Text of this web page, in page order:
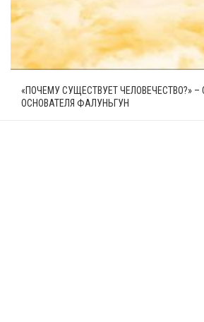
«ПОЧЕМУ СУЩЕСТВУЕТ ЧЕЛОВЕЧЕСТВО?»
ОСНОВАТЕЛЯ ФАЛУНЬГУН